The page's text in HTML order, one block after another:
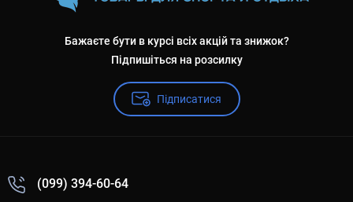
Бажаєте бути в курсі всіх акцій та знижок?
Підпишіться на розсилку
Підписатися
(099) 394-60-64